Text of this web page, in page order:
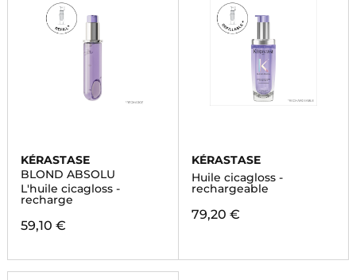
KÉRASTASE
BLOND ABSOLU
L'huile cicagloss -
recharge
59,10 €
KÉRASTASE
Huile cicagloss -
rechargeable
79,20 €